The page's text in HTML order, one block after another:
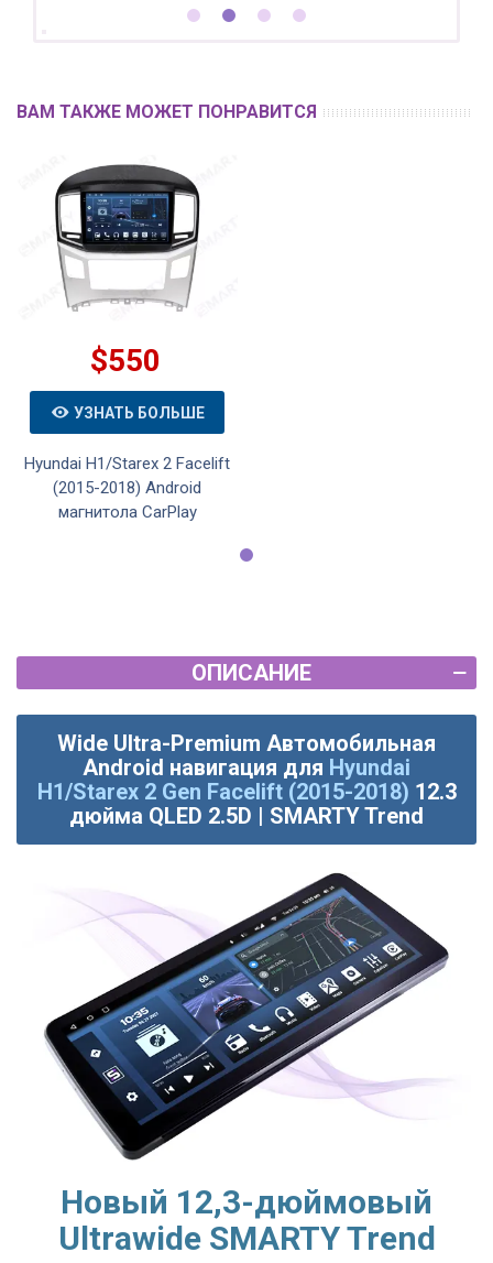
ВАМ ТАКЖЕ МОЖЕТ ПОНРАВИТСЯ
$550
УЗНАТЬ БОЛЬШЕ
Hyundai H1/Starex 2 Facelift
(2015-2018) Android
магнитола CarPlay
ОПИСАНИЕ
Wide Ultra-Premium Автомобильная
Android навигация для Hyundai
H1/Starex 2 Gen Facelift (2015-2018) 12.3
дюйма QLED 2.5D | SMARTY Trend
Новый 12,3-дюймовый
Ultrawide SMARTY Trend